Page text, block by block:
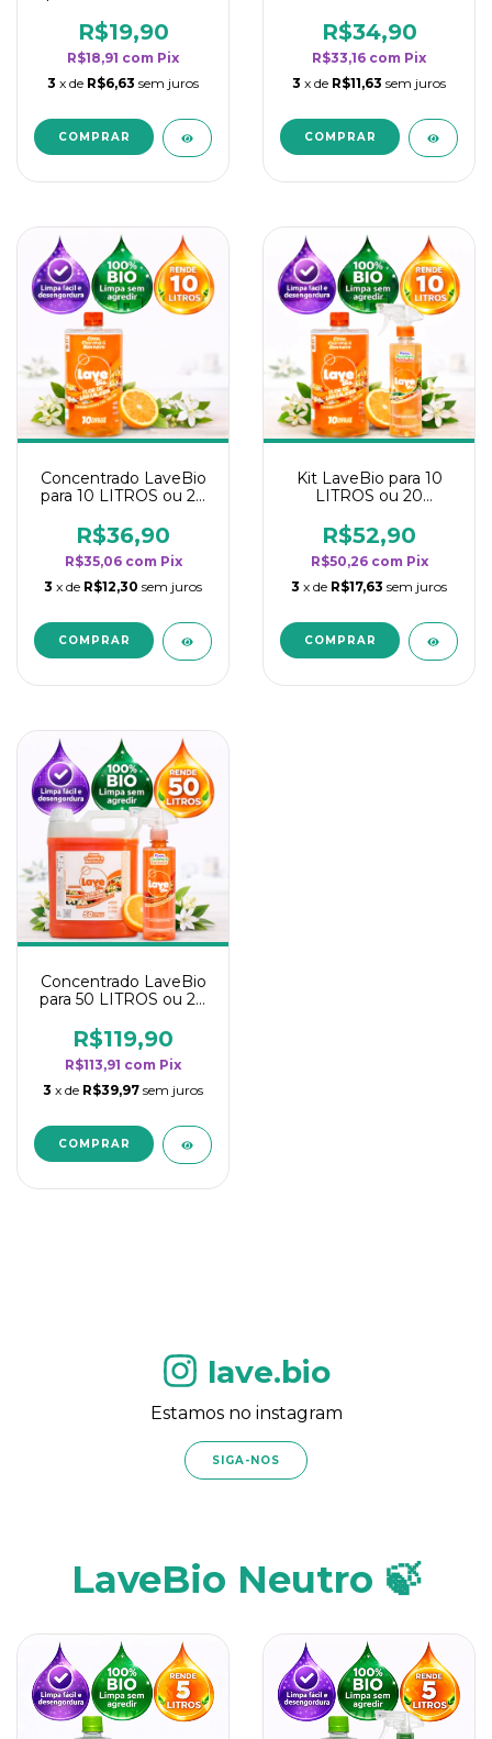
rendimento da
categoria - Flor de
Laranjeira
R$19,90
R$18,91 com Pix
3 x de R$6,63 sem juros
rendimento da
categoria - Flor de
Laranjeira
R$34,90
R$33,16 com Pix
3 x de R$11,63 sem juros
Concentrado LaveBio
para 10 LITROS ou 20
rendimento da
categoria - Flor de
Laranjeira
R$36,90
R$35,06 com Pix
3 x de R$12,30 sem juros
Kit LaveBio para 10
LITROS ou 20
rendimento da
categoria - Flor de
Laranjeira
R$52,90
R$50,26 com Pix
3 x de R$17,63 sem juros
Concentrado LaveBio
para 50 LITROS ou 20
rendimento da
categoria - Flor de
Laranjeira
R$119,90
R$113,91 com Pix
3 x de R$39,97 sem juros
lave.bio
Estamos no instagram
SIGA-NOS
LaveBio Neutro 🍃